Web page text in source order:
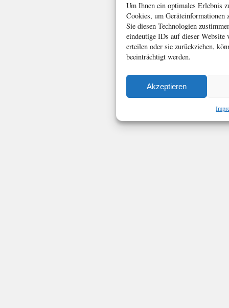
Um Ihnen ein optimales Erlebnis
Cookies, um Geräteinformationen
Sie diesen Technologien
eindeutige IDs auf dieser
erteilen oder sie zurückziehen,
beeinträchtigt werden.
Akzeptieren